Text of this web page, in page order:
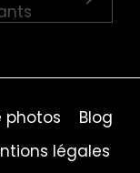
photos
Blog
légales